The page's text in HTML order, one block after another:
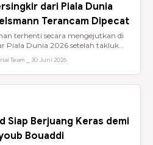
dari Piala Dunia
Terancam Dipecat
terhenti secara mengejutkan di
Piala Dunia 2026 setelah takluk
Team ⎯ 30 Juni 2026
Siap Berjuang Keras demi
Bouaddi